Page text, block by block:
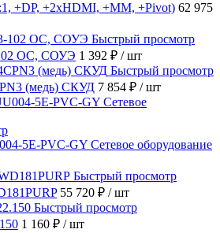
+DP, +2хHDMI, +MM, +Pivot) 62 975
Быстрый просмотр
ОС, СОУЭ 1 392 ₽ / шт
Быстрый просмотр
(медь) СКУД 7 854 ₽ / шт
5E-PVC-GY Сетевое оборудование
Быстрый просмотр
55 720 ₽ / шт
Быстрый просмотр
1 160 ₽ / шт